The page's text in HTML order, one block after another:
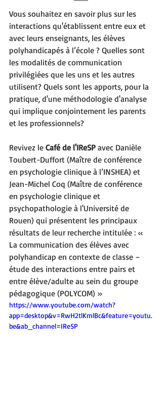
Vous souhaitez en savoir plus sur les
interactions qu'établissent entre eux et
avec leurs enseignants, les élèves
polyhandicapés à l’école ? Quelles sont
les modalités de communication
privilégiées que les uns et les autres
utilisent? Quels sont les apports, pour la
pratique, d'une méthodologie d'analyse
qui implique conjointement les parents
et les professionnels?
Revivez le Café de l'IReSP avec Danièle
Toubert-Duffort (Maître de conférence
en psychologie clinique à l’INSHEA) et
Jean-Michel Coq (Maître de conférence
en psychologie clinique et
psychopathologie à l'Université de
Rouen) qui présentent les principaux
résultats de leur recherche intitulée : «
La communication des élèves avec
polyhandicap en contexte de classe –
étude des interactions entre pairs et
entre élève/adulte au sein du groupe
pédagogique (POLYCOM) »
https://www.youtube.com/watch?
app=desktop&v=RwH2tlKmlBc&feature=youtu.
be&ab_channel=IReSP